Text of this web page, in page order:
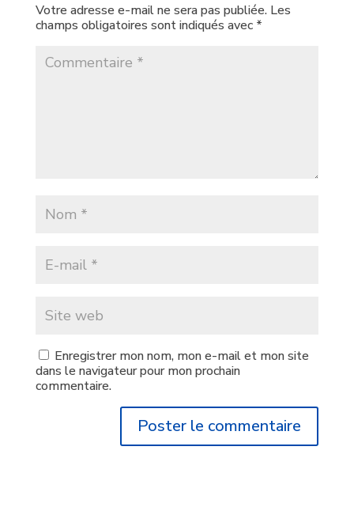
Votre adresse e-mail ne sera pas publiée. Les
champs obligatoires sont indiqués avec *
Enregistrer mon nom, mon e-mail et mon site
dans le navigateur pour mon prochain
commentaire.